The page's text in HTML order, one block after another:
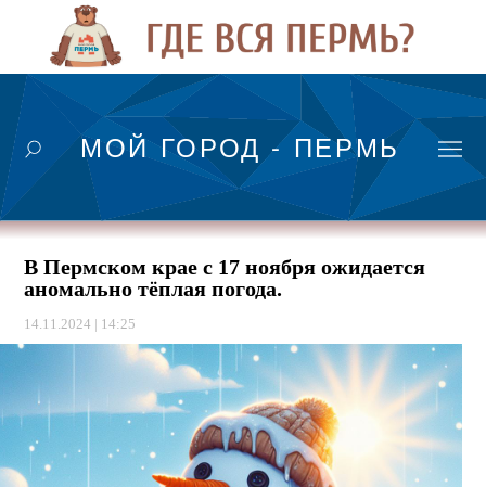
МОЙ ГОРОД - ПЕРМЬ
В Пермском крае с 17 ноября ожидается
аномально тёплая погода.
14.11.2024 | 14:25